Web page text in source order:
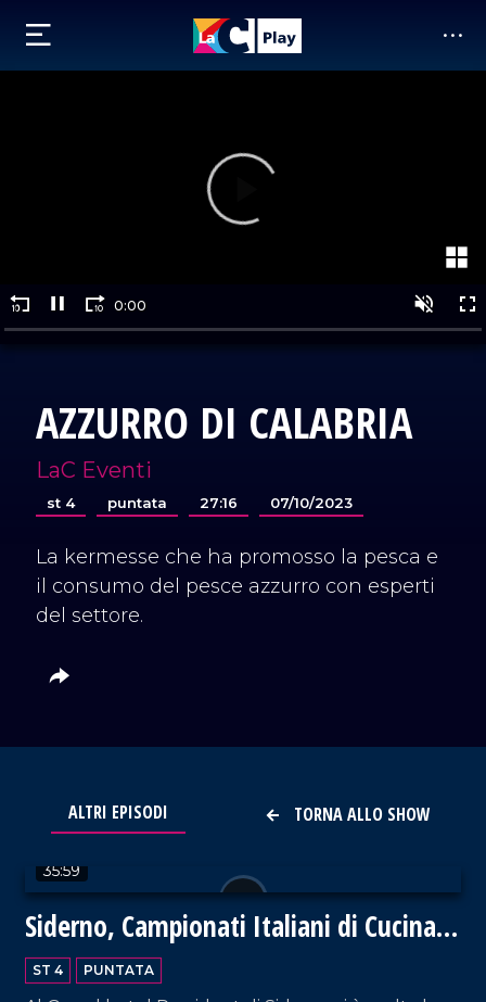
AZZURRO DI CALABRIA
LaC Eventi
st 4 puntata 27:16 07/10/2023
La kermesse che ha promosso la pesca e
il consumo del pesce azzurro con esperti
del settore.
TORNA ALLO SHOW
ALTRI EPISODI
35:59
Siderno, Campionati Italiani di Cucina
2024
ST 4 PUNTATA